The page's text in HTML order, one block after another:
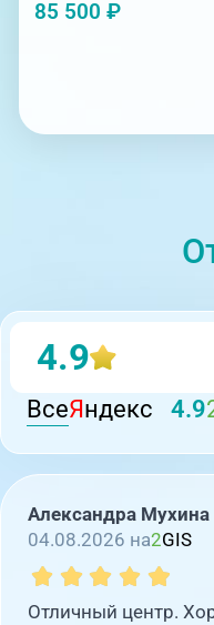
85 500 ₽
4.9
ВсеЯндекс 4.9
Александра Мухина
04.08.2026 на2GIS
Отличный центр.